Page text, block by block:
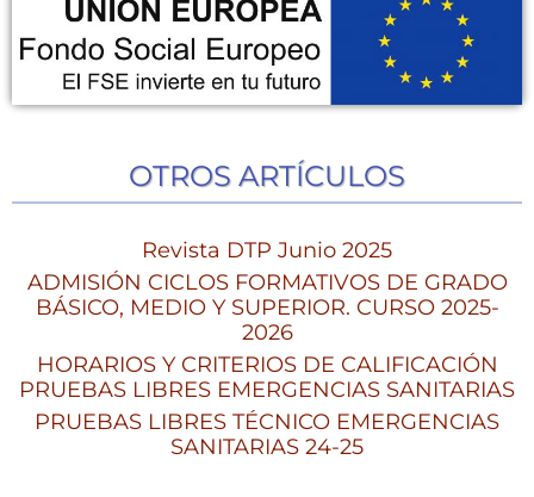
OTROS ARTÍCULOS
Revista DTP Junio 2025
ADMISIÓN CICLOS FORMATIVOS DE GRADO
BÁSICO, MEDIO Y SUPERIOR. CURSO 2025-
2026
HORARIOS Y CRITERIOS DE CALIFICACIÓN
PRUEBAS LIBRES EMERGENCIAS SANITARIAS
PRUEBAS LIBRES TÉCNICO EMERGENCIAS
SANITARIAS 24-25